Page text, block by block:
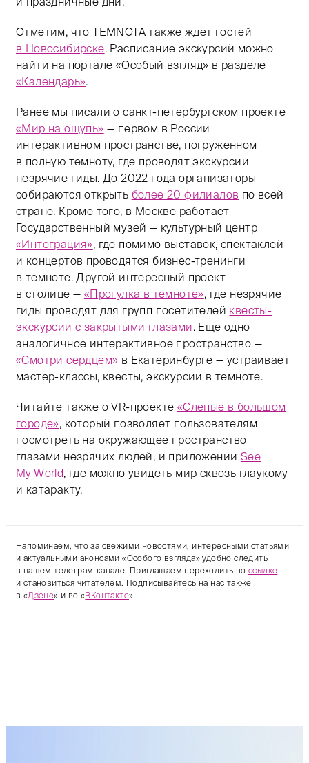
Отметим, что ТЕМNОТА также ждет гостей
в Новосибирске. Расписание экскурсий можно
найти на портале «Особый взгляд» в разделе
«Календарь».
Ранее мы писали о санкт-петербургском проекте
«Мир на ощупь» — первом в России
интерактивном пространстве, погруженном
в полную темноту, где проводят экскурсии
незрячие гиды. До 2022 года организаторы
собираются открыть более 20 филиалов по всей
стране. Кроме того, в Москве работает
Государственный музей — культурный центр
«Интеграция», где помимо выставок, спектаклей
и концертов проводятся бизнес-тренинги
в темноте. Другой интересный проект
в столице — «Прогулка в темноте», где незрячие
гиды проводят для групп посетителей квесты-
экскурсии с закрытыми глазами. Еще одно
аналогичное интерактивное пространство —
«Смотри сердцем» в Екатеринбурге — устраивает
мастер-классы, квесты, экскурсии в темноте.
Читайте также о VR-проекте «Слепые в большом
городе», который позволяет пользователям
посмотреть на окружающее пространство
глазами незрячих людей, и приложении See
My World, где можно увидеть мир сквозь глаукому
и катаракту.
Напоминаем, что за свежими новостями, интересными статьями
и актуальными анонсами «Особого взгляда» удобно следить
в нашем телеграм-канале. Приглашаем переходить по ссылке
и становиться читателем. Подписывайтесь на нас также
в «Дзене» и во «ВКонтакте».